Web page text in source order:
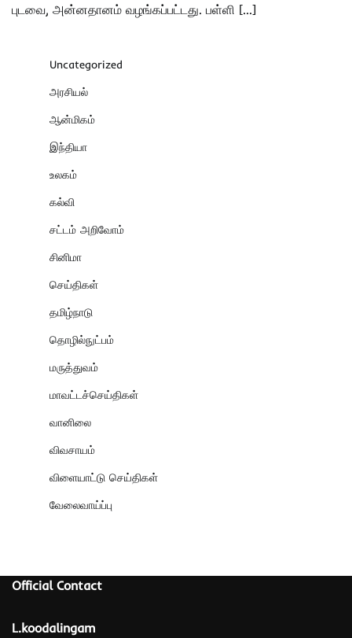
புடவை, அன்னதானம் வழங்கப்பட்டது. பள்ளி […]
Uncategorized
அரசியல்
ஆன்மிகம்
இந்தியா
உலகம்
கல்வி
சட்டம் அறிவோம்
சினிமா
செய்திகள்
தமிழ்நாடு
தொழில்நுட்பம்
மருத்துவம்
மாவட்டச்செய்திகள்
வானிலை
விவசாயம்
விளையாட்டு செய்திகள்
வேலைவாய்ப்பு
Official Contact
L.koodalingam